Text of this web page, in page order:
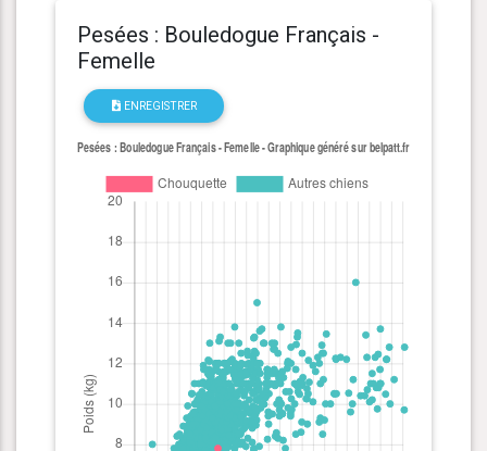
Pesées : Bouledogue Français -
Femelle
ENREGISTRER